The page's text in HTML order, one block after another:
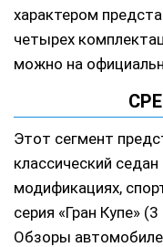
характером
четырех
можно на
Этот сегмент
классический
модификациях,
серия «Гран Купе»
Обзоры